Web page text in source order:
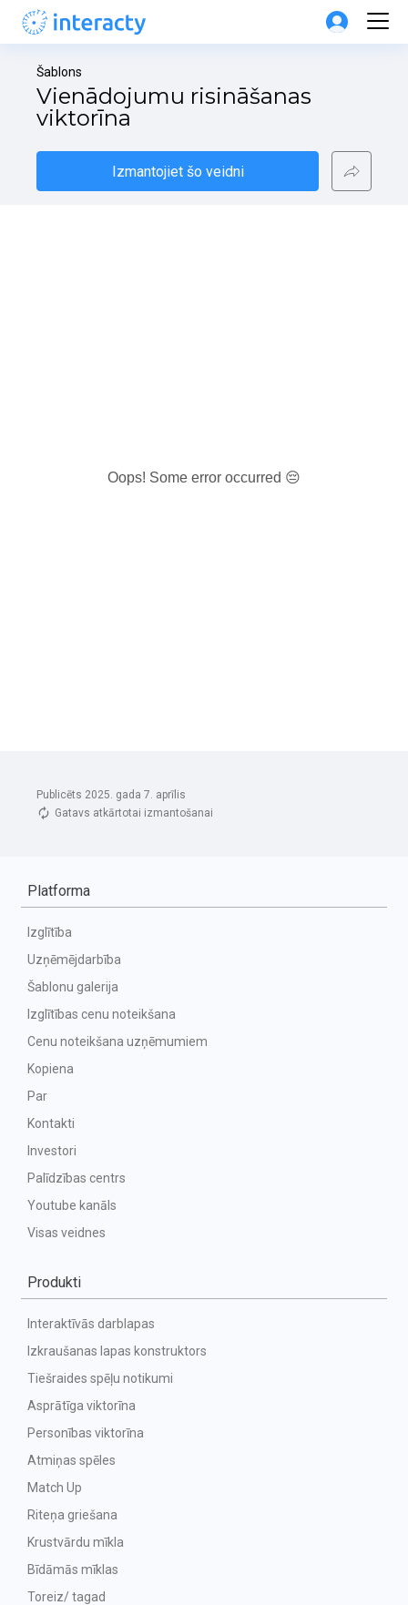
Publicēts 2025. gada 7. aprīlis
Gatavs atkārtotai izmantošanai
Oops! Some error occurred 😔
Šablons
Vienādojumu risināšanas
viktorīna
Izmantojiet šo veidni
Platforma
Izglītība
Uzņēmējdarbība
Šablonu galerija
Izglītības cenu noteikšana
Cenu noteikšana uzņēmumiem
Kopiena
Par
Kontakti
Investori
Palīdzības centrs
Youtube kanāls
Visas veidnes
Produkti
Interaktīvās darblapas
Izkraušanas lapas konstruktors
Tiešraides spēļu notikumi
Asprātīga viktorīna
Personības viktorīna
Atmiņas spēles
Match Up
Riteņa griešana
Krustvārdu mīkla
Bīdāmās mīklas
Toreiz/ tagad